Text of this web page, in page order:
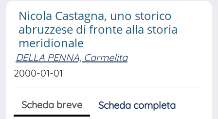
Nicola Castagna, uno storico
abruzzese di fronte alla storia
meridionale
DELLA PENNA, Carmelita
2000-01-01
Scheda breve
Scheda completa